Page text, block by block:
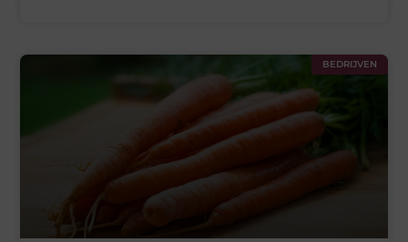
BEDRIJVEN